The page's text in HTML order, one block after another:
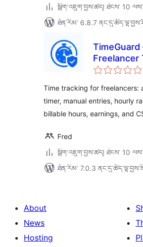
སྒྲིག་འཇུག་བྱས་ཚད། ཐེངས་ 10
ཐོན་རིམ་ 6.8.7
TimeGuard
Freelancer
Log Pro
Time tracking for freelancers:
timer, manual entries, hourly
billable hours, earnings, and
Fred
སྒྲིག་འཇུག་བྱས་ཚད། ཐེངས་ 10
ཐོན་རིམ་ 7.0.3
About
News
Hosting